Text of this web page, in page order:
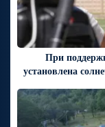
При
установлена